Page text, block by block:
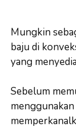
Mungkin
baju di
yang
Sebelum